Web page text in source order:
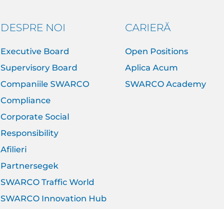
DESPRE NOI
Executive Board
Supervisory Board
Companiile SWARCO
Compliance
Corporate Social
Responsibility
Afilieri
Partnersegek
SWARCO Traffic World
SWARCO Innovation Hub
CARIERĂ
Open Positions
Aplica Acum
SWARCO Academy